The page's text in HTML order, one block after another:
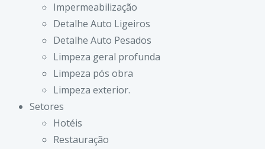
Impermeabilização
Detalhe Auto Ligeiros
Detalhe Auto Pesados
Limpeza geral profunda
Limpeza pós obra
Limpeza exterior.
Setores
Hotéis
Restauração